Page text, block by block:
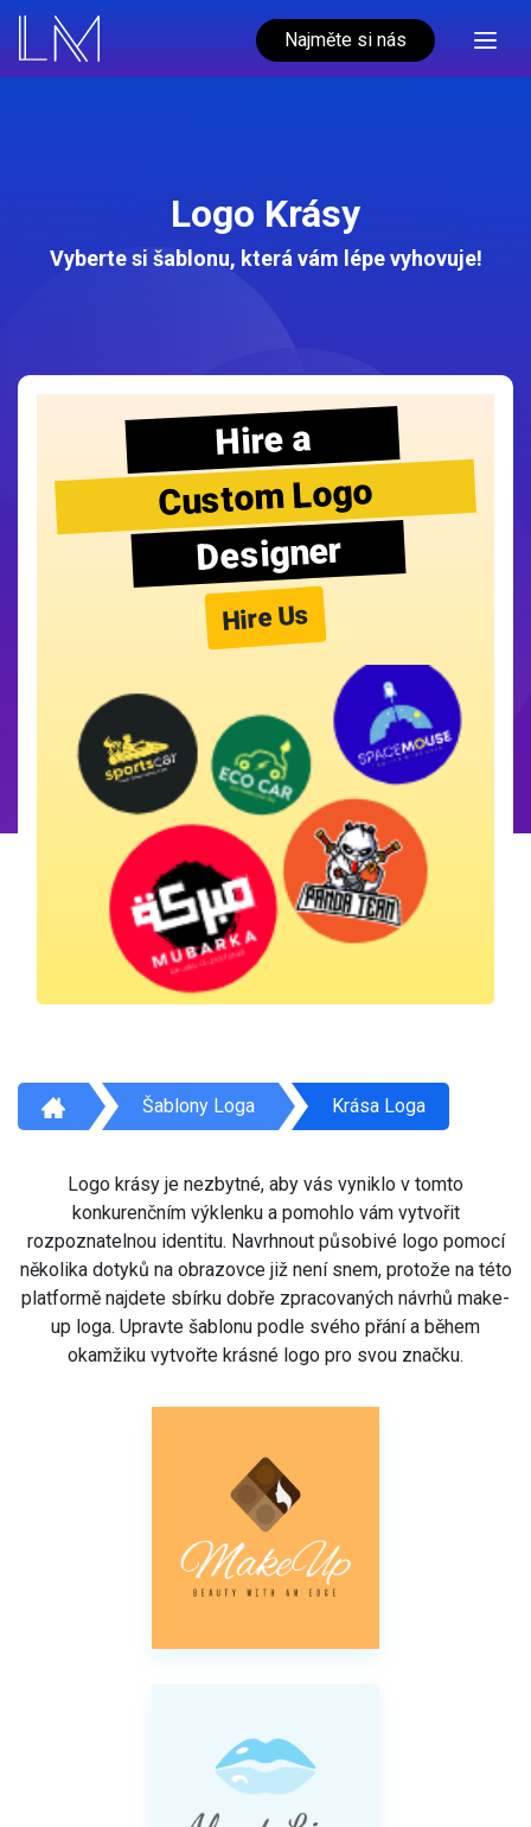
Najměte si nás
Logo Krásy
Vyberte si šablonu, která vám lépe vyhovuje!
Hire a
Custom Logo
Designer
Hire Us
Šablony Loga Krása Loga
Logo krásy je nezbytné, aby vás vyniklo v tomto
konkurenčním výklenku a pomohlo vám vytvořit
rozpoznatelnou identitu. Navrhnout působivé logo pomocí
několika dotyků na obrazovce již není snem, protože na této
platformě najdete sbírku dobře zpracovaných návrhů make-
up loga. Upravte šablonu podle svého přání a během
okamžiku vytvořte krásné logo pro svou značku.